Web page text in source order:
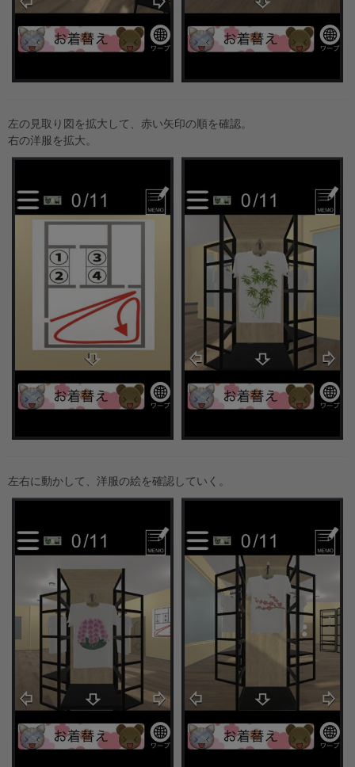
左の見取り図を拡大して、赤い矢印の順を確認。
右の洋服を拡大。
左右に動かして、洋服の絵を確認していく。